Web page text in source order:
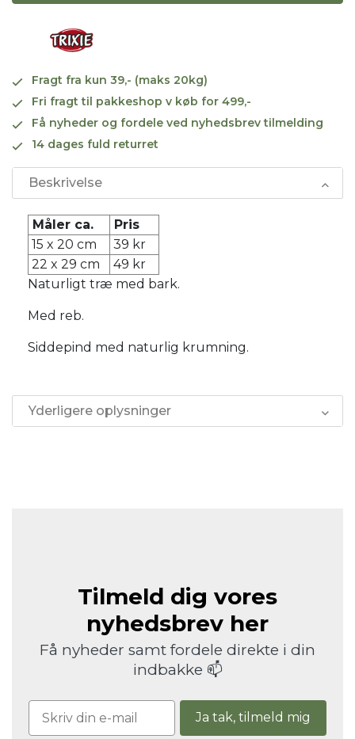
Fragt fra kun 39,- (maks 20kg)
Fri fragt til pakkeshop v køb for 499,-
Få nyheder og fordele ved nyhedsbrev tilmelding
14 dages fuld returret
Beskrivelse
Måler ca.
Pris
15 x 20 cm
39 kr
22 x 29 cm
49 kr
Naturligt træ med bark.
Med reb.
Siddepind med naturlig krumning.
Yderligere oplysninger
Tilmeld dig vores
nyhedsbrev her
Få nyheder samt fordele direkte i din
indbakke 📫
Ja tak, tilmeld mig